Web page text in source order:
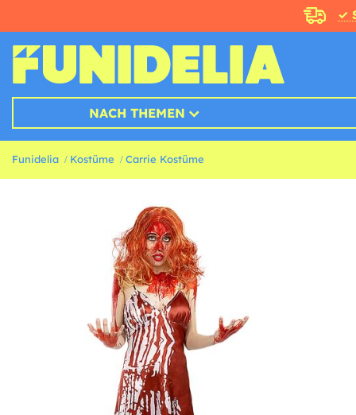
✓
NACH THEMEN
Funidelia Kostüme Carrie Kostüme